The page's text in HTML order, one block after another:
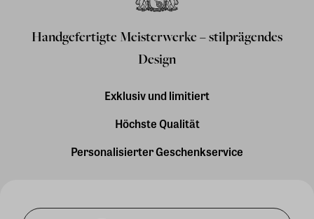
Handgefertigte Meisterwerke – stilprägendes
Design
Exklusiv und limitiert
Höchste Qualität
Personalisierter Geschenkservice